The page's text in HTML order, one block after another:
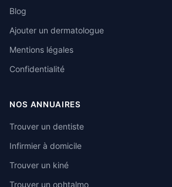
Blog
Ajouter un dermatologue
Mentions légales
Confidentialité
NOS ANNUAIRES
Trouver un dentiste
Infirmier à domicile
Trouver un kiné
Trouver un ophtalmo